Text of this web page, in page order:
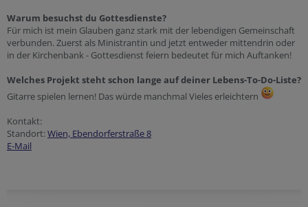
Warum besuchst du Gottesdienste?
Für mich ist mein Glauben ganz stark mit der lebendigen Gemeinschaft
verbunden. Zuerst als Ministrantin und jetzt entweder mittendrin oder
in der Kirchenbank - Gottesdienst feiern bedeutet für mich Auftanken!
Welches Projekt steht schon lange auf deiner Lebens-To-Do-Liste?
Gitarre spielen lernen! Das würde manchmal Vieles erleichtern
Kontakt:
Standort:Wien, Ebendorferstraße 8
E-Mail